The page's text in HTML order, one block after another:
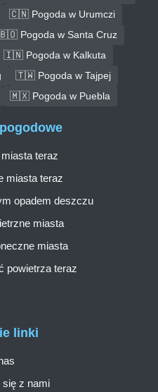
🇨🇳 Pogoda w Urumczi
Pogoda w Santa Cruz
🇮🇳 Pogoda w Kalkuta
🇹🇼 Pogoda w Tajpej
🇲🇽 Pogoda w Puebla
linki
się z nami
teraz
miasta teraz
opadem deszczu
miasta
miasta
powietrza teraz